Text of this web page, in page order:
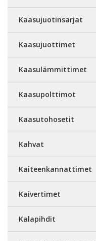
Kaasujuotinsarjat
Kaasujuottimet
Kaasulämmittimet
Kaasupolttimot
Kaasutohosetit
Kahvat
Kaiteenkannattimet
Kaivertimet
Kalapihdit